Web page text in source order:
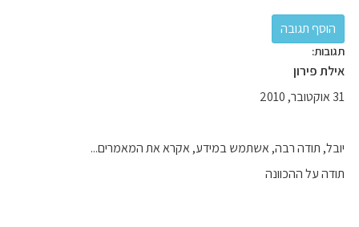
תגובות:
אילת פירון
31 אוקטובר, 2010
יובל, תודה רבה, אשתמש במידע, אקרא את המאמרים...
תודה על ההכוונה